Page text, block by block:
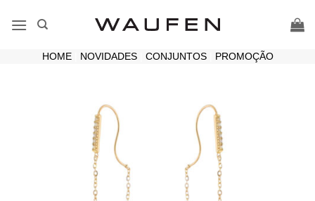
HOME| NOVIDADES| CONJUNTOS| PROMOÇÃO